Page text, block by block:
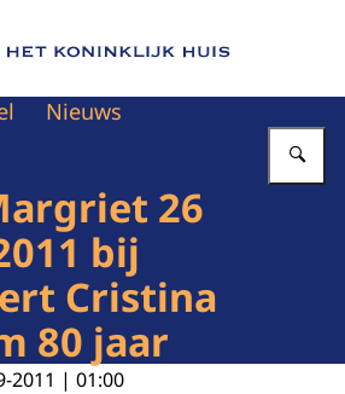
van Het Koninklijk Huis
Nieuws
26
bij
Cristina
80 jaar
2011 | 01:00